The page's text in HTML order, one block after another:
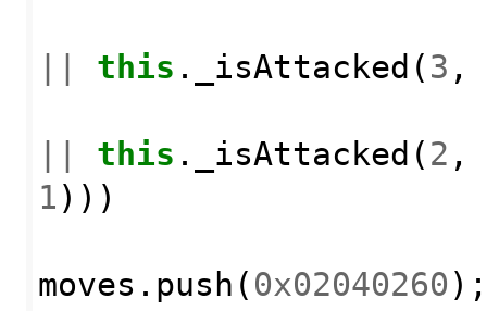
this . _isAttacked ( 3 ,
this . _isAttacked ( 2 ,
1 )))
moves . push ( 0x02040260